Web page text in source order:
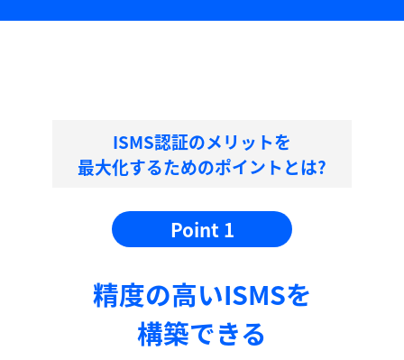
ISMS認証のメリットを
最大化するためのポイントとは?
Point 1
精度の⾼いISMSを
構築できる